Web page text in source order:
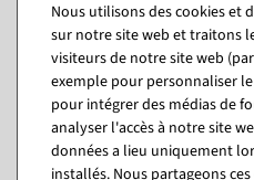
Nous utilisons des cookies et
sur notre site web et traitons
visiteurs de notre site web
exemple pour personnaliser
pour intégrer des médias de
analyser l'accès à notre site
données a lieu uniquement
installés. Nous partageons